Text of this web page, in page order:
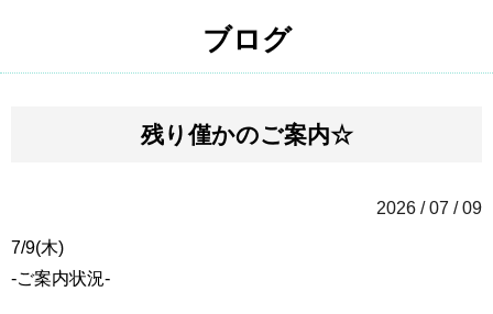
ブログ
残り僅かのご案内☆
2026 / 07 / 09
7/9(木)
-ご案内状況-